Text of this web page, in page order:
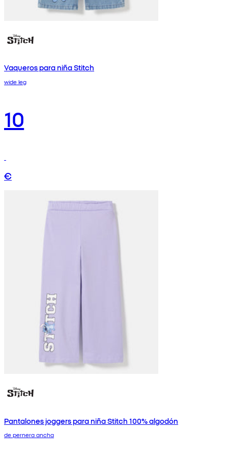
Vaqueros para niña Stitch
wide leg
10
€
Pantalones joggers para niña Stitch 100% algodón
de pernera ancha